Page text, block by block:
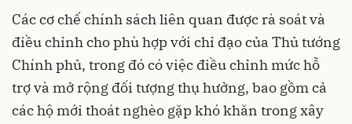
Các cơ chế chính sách liên quan được rà soát và
điều chỉnh cho phù hợp với chỉ đạo của Thủ tướng
Chính phủ, trong đó có việc điều chỉnh mức hỗ
trợ và mở rộng đối tượng thụ hưởng, bao gồm cả
các hộ mới thoát nghèo gặp khó khăn trong xây